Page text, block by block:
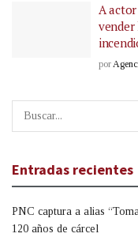
A
vender
por
Entradas recientes
PNC captura a alias
120 años de cárcel